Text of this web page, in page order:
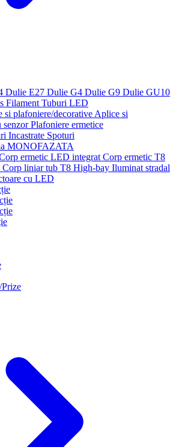
Dulie E27 Dulie G4 Dulie G9 Dulie GU10
Filament Tuburi LED
si plafoniere/decorative Aplice si
senzorPlafoniere ermetice
Incastrate Spoturi
MONOFAZATA
ermetic LED integrat Corp ermetic T8
Corp liniar tub T8 High-bay Iluminat stradal
cu LED